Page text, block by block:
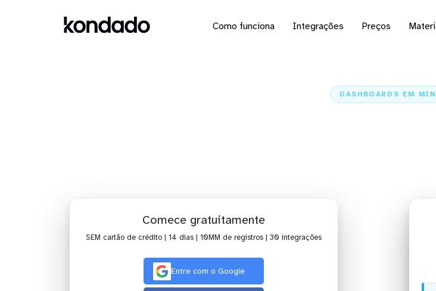
Como funciona Integrações Preços
DASHBOARDS EM
Comece gratuitamente
SEM cartão de crédito | 14 dias | 10MM de registros | 30 integrações
Entre com o Google